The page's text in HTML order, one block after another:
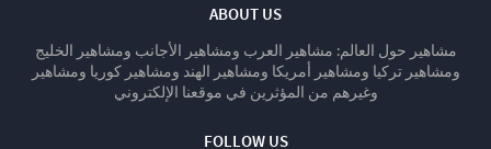
ABOUT US
مشاهير حول العالم: مشاهير العرب ومشاهير الأجانب ومشاهير الخليج
ومشاهير تركيا ومشاهير أمريكا ومشاهير الهند ومشاهير كوريا ومشاهير
وغيرهم من المؤثرين في موقعنا الإلكتروني
FOLLOW US